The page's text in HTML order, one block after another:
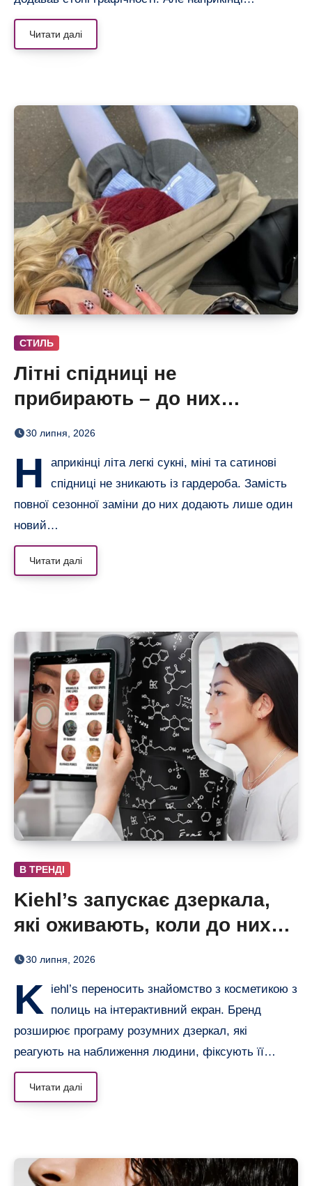
Читати далі
СТИЛЬ
Літні спідниці не
прибирають – до них
додають кольорові колготки
30 липня, 2026
Н
априкінці літа легкі сукні, міні та сатинові
спідниці не зникають із гардероба. Замість
повної сезонної заміни до них додають лише один
новий…
Читати далі
В ТРЕНДІ
Kiehl’s запускає дзеркала,
які оживають, коли до них
підходиш
30 липня, 2026
K
iehl’s переносить знайомство з косметикою з
полиць на інтерактивний екран. Бренд
розширює програму розумних дзеркал, які
реагують на наближення людини, фіксують її…
Читати далі